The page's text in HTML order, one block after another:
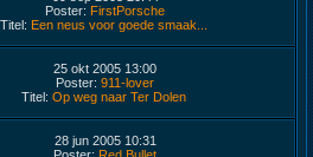
Poster: FirstPorsche
Titel: Een neus voor goede smaak...
25 okt 2005 13:00
Poster: 911-lover
Titel: Op weg naar Ter Dolen
28 jun 2005 10:31